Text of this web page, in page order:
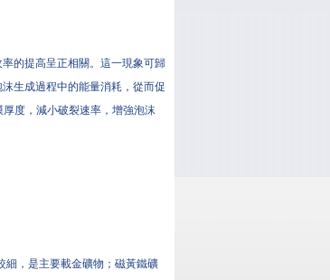
的提高呈正相關。這一現象可歸
生成過程中的能量消耗，從而促
度，減小破裂速率，增強泡沫
細，是主要載金礦物；磁黃鐵礦